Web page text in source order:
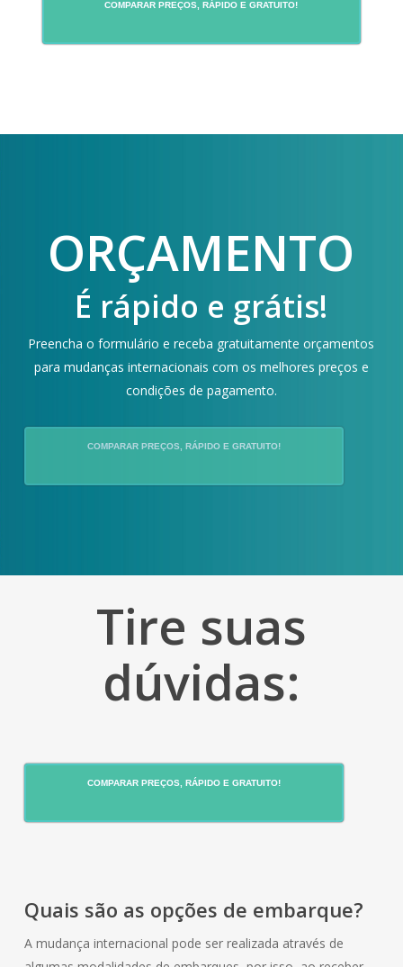
COMPARAR PREÇOS, RÁPIDO E GRATUITO!
ORÇAMENTO
É rápido e grátis!
Preencha o formulário e receba gratuitamente orçamentos
para mudanças internacionais com os melhores preços e
condições de pagamento.
COMPARAR PREÇOS, RÁPIDO E GRATUITO!
Tire suas
dúvidas:
COMPARAR PREÇOS, RÁPIDO E GRATUITO!
Quais são as opções de embarque?
A mudança internacional pode ser realizada através de